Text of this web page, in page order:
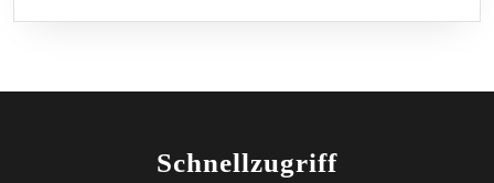
Schnellzugriff